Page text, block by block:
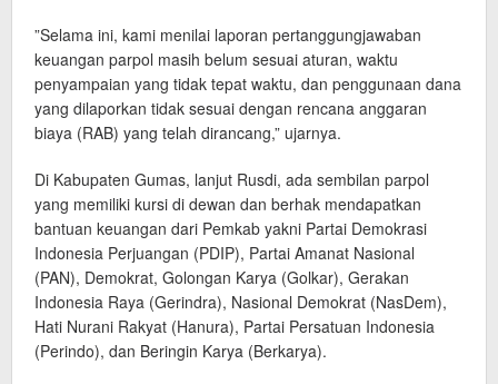
”Selama ini, kami menilai laporan pertanggungjawaban
keuangan parpol masih belum sesuai aturan, waktu
penyampaian yang tidak tepat waktu, dan penggunaan dana
yang dilaporkan tidak sesuai dengan rencana anggaran
biaya (RAB) yang telah dirancang,” ujarnya.
Di Kabupaten Gumas, lanjut Rusdi, ada sembilan parpol
yang memiliki kursi di dewan dan berhak mendapatkan
bantuan keuangan dari Pemkab yakni Partai Demokrasi
Indonesia Perjuangan (PDIP), Partai Amanat Nasional
(PAN), Demokrat, Golongan Karya (Golkar), Gerakan
Indonesia Raya (Gerindra), Nasional Demokrat (NasDem),
Hati Nurani Rakyat (Hanura), Partai Persatuan Indonesia
(Perindo), dan Beringin Karya (Berkarya).